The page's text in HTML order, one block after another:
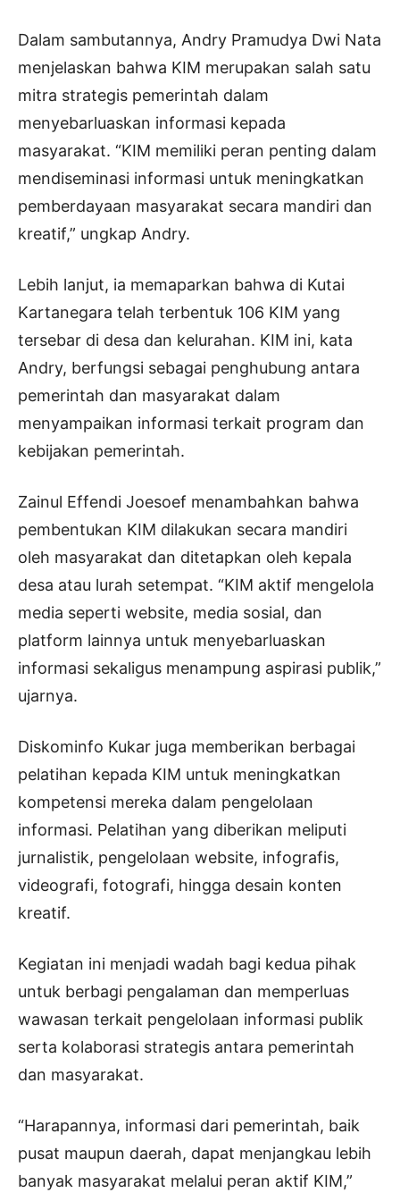
Dalam sambutannya, Andry Pramudya Dwi Nata
menjelaskan bahwa KIM merupakan salah satu
mitra strategis pemerintah dalam
menyebarluaskan informasi kepada
masyarakat. “KIM memiliki peran penting dalam
mendiseminasi informasi untuk meningkatkan
pemberdayaan masyarakat secara mandiri dan
kreatif,” ungkap Andry.
Lebih lanjut, ia memaparkan bahwa di Kutai
Kartanegara telah terbentuk 106 KIM yang
tersebar di desa dan kelurahan. KIM ini, kata
Andry, berfungsi sebagai penghubung antara
pemerintah dan masyarakat dalam
menyampaikan informasi terkait program dan
kebijakan pemerintah.
Zainul Effendi Joesoef menambahkan bahwa
pembentukan KIM dilakukan secara mandiri
oleh masyarakat dan ditetapkan oleh kepala
desa atau lurah setempat. “KIM aktif mengelola
media seperti website, media sosial, dan
platform lainnya untuk menyebarluaskan
informasi sekaligus menampung aspirasi publik,”
ujarnya.
Diskominfo Kukar juga memberikan berbagai
pelatihan kepada KIM untuk meningkatkan
kompetensi mereka dalam pengelolaan
informasi. Pelatihan yang diberikan meliputi
jurnalistik, pengelolaan website, infografis,
videografi, fotografi, hingga desain konten
kreatif.
Kegiatan ini menjadi wadah bagi kedua pihak
untuk berbagi pengalaman dan memperluas
wawasan terkait pengelolaan informasi publik
serta kolaborasi strategis antara pemerintah
dan masyarakat.
“Harapannya, informasi dari pemerintah, baik
pusat maupun daerah, dapat menjangkau lebih
banyak masyarakat melalui peran aktif KIM,”